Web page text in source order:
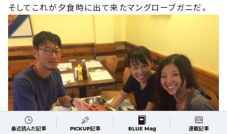
そしてこれが夕食時に出て来たマングローブガニだ。
最近読んだ記事 PICKUP記事 BLUE Mag 連載記事